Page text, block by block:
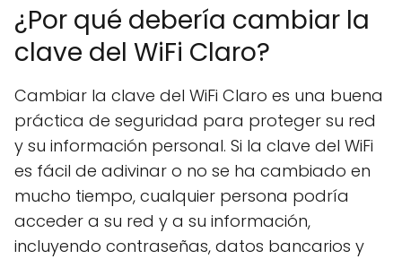
¿Por qué debería cambiar la
clave del WiFi Claro?
Cambiar la clave del WiFi Claro es una buena
práctica de seguridad para proteger su red
y su información personal. Si la clave del WiFi
es fácil de adivinar o no se ha cambiado en
mucho tiempo, cualquier persona podría
acceder a su red y a su información,
incluyendo contraseñas, datos bancarios y